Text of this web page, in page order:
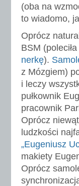
(oba na
to wiadomo,
Oprócz
BSM
nerkę).
z Mózgiem)
i leczy
pułkownik
pracownik
Oprócz
ludzkości
„Eugeniusz
makiety
Oprócz